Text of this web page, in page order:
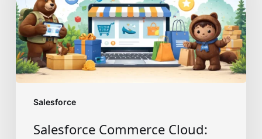
Salesforce
seu
e-
commerce
Salesforce Commerce Cloud: